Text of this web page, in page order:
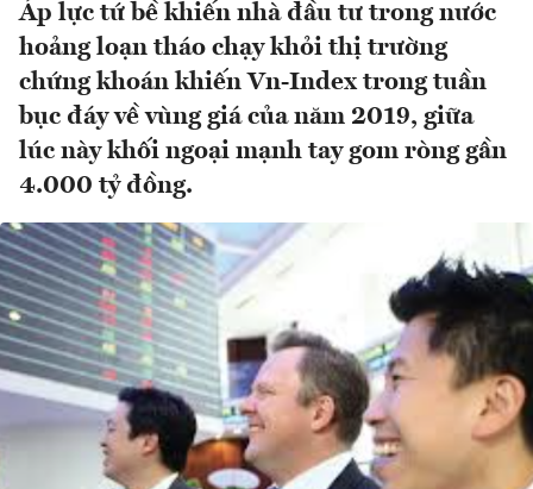
Áp lực tứ bề khiến nhà đầu tư trong nước
hoảng loạn tháo chạy khỏi thị trường
chứng khoán khiến Vn-Index trong tuần
bục đáy về vùng giá của năm 2019, giữa
lúc này khối ngoại mạnh tay gom ròng gần
4.000 tỷ đồng.